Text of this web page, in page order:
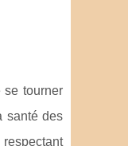
se tourner
santé des